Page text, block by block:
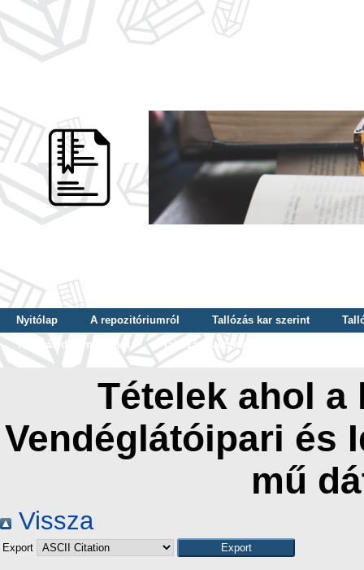
Nyitólap A repozitóriumról Tallózás kar szerint
Tallózás dátum szerint
Tallózás tudományterület szerint
Tételek ahol
Vendéglátóipari és
mű
Vissza
Export